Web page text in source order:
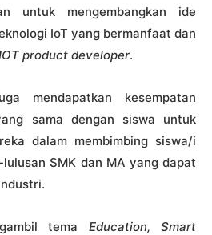
untuk mengembangkan ide
IoT yang bermanfaat dan
product developer.
mendapatkan kesempatan
sama dengan siswa untuk
dalam membimbing siswa/i
SMK dan MA yang dapat
tema Education, Smart